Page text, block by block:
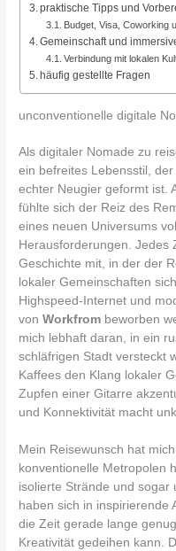
praktische Tipps und
Budget, Visa, Coworking
Gemeinschaft und
Verbindung mit lokalen
häufig gestellte Fragen
unconventionelle digitale
Als digitaler Nomade zu
ein befreites Lebensstil,
echter Neugier geformt ist.
fühlte sich der Reiz des
eines neuen Universums
Herausforderungen. Jedes
Geschichte mit, in der der
lokaler Gemeinschaften
Highspeed-Internet und
vonWorkfrom beworben
mich lebhaft daran, in ein
schläfrigen Stadt versteckt
Kaffees den Klang lokaler
Zupfen einer Gitarre
und Konnektivität macht
Mein Reisewunsch hat
konventionelle Metropolen
isolierte Strände und sogar
haben sich in inspirierende
die Zeit gerade lange
Kreativität gedeihen kann.